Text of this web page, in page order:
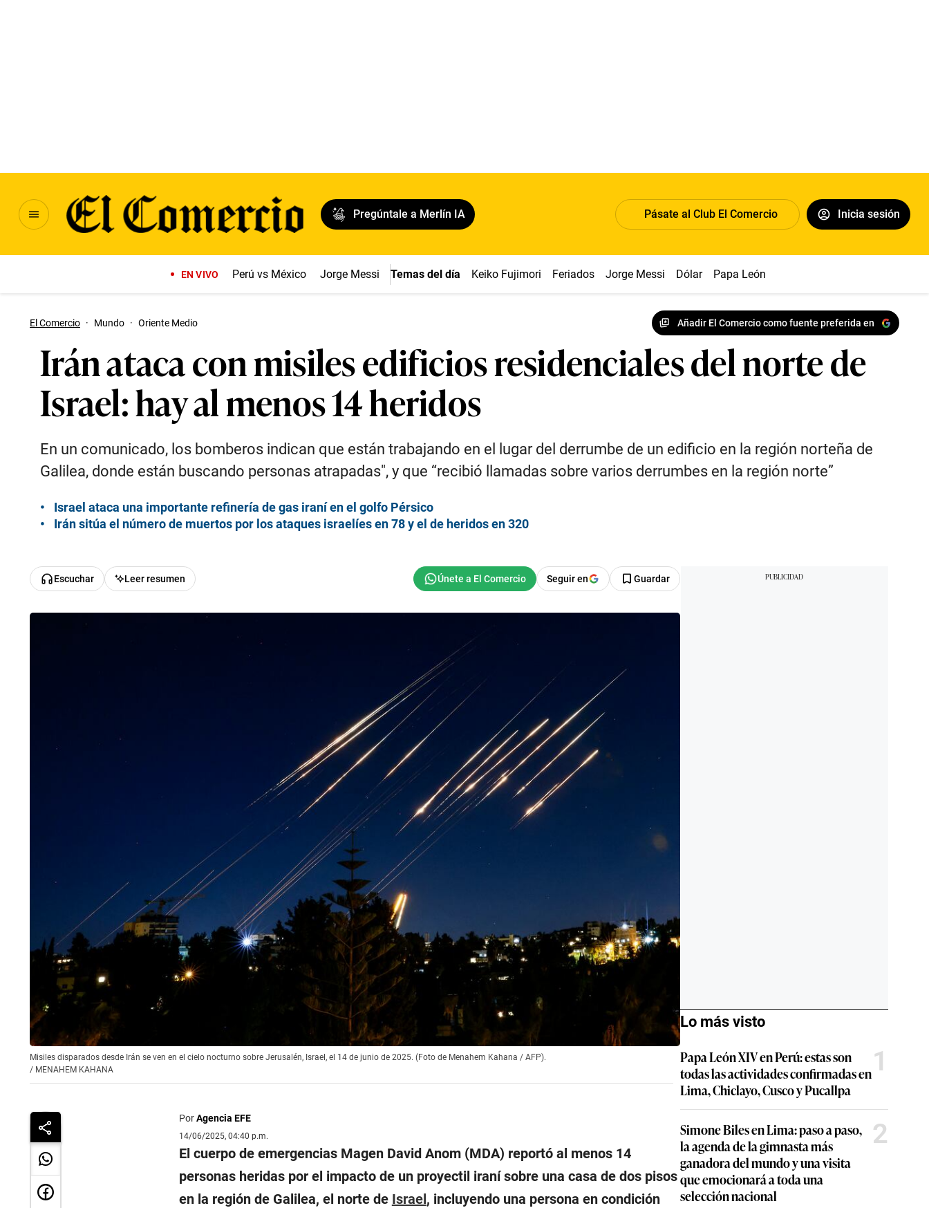
Pregúntale a Merlín IA Pásate al Club El Comercio Inicia sesión
EN VIVO Perú vs México Jorge Messi Temas del día Keiko Fujimori Feriados Jorge Messi Dólar Papa León XIV
El Comercio · Mundo · Oriente Medio Añadir El Comercio como fuente preferida en
Irán ataca con misiles edificios residenciales del norte de
Israel: hay al menos 14 heridos
En un comunicado, los bomberos indican que están trabajando en el lugar del derrumbe de un edificio en la región norteña de
Galilea, donde están buscando personas atrapadas", y que “recibió llamadas sobre varios derrumbes en la región norte”
Israel ataca una importante refinería de gas iraní en el golfo Pérsico
Irán sitúa el número de muertos por los ataques israelíes en 78 y el de heridos en 320
Escuchar Leer resumen Seguir en Guardar
Misiles disparados desde Irán se ven en el cielo nocturno sobre Jerusalén, Israel, el 14 de junio de 2025. (Foto de Menahem Kahana / AFP).
/ MENAHEM KAHANA
PorAgencia EFE
14/06/2025, 04:40 p.m.
El cuerpo de emergencias Magen David Anom (MDA) reportó al menos 14
personas heridas por el impacto de un proyectil iraní sobre una casa de dos pisos
en la región de Galilea, el norte de Israel, incluyendo una persona en condición
Lo más visto
Papa León XIV en Perú: estas son
todas las actividades confirmadas en
Lima, Chiclayo, Cusco y Pucallpa
1
Simone Biles en Lima: paso a paso,
la agenda de la gimnasta más
ganadora del mundo y una visita
que emocionará a toda una
selección nacional
2